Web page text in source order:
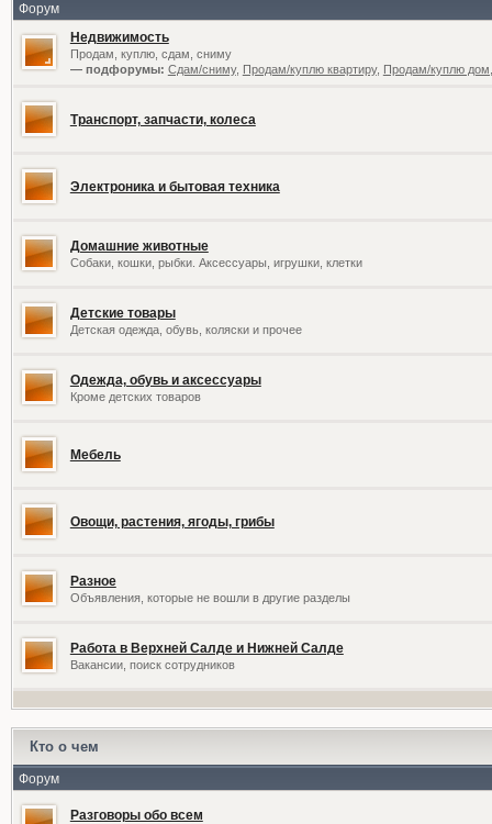
Форум
Недвижимость
Продам, куплю, сдам, сниму
— подфорумы: Сдам/сниму, Продам/куплю квартиру, Продам/куплю
Транспорт, запчасти, колеса
Электроника и бытовая техника
Домашние животные
Собаки, кошки, рыбки. Аксессуары, игрушки, клетки
Детские товары
Детская одежда, обувь, коляски и прочее
Одежда, обувь и аксессуары
Кроме детских товаров
Мебель
Овощи, растения, ягоды, грибы
Разное
Объявления, которые не вошли в другие разделы
Работа в Верхней Салде и Нижней Салде
Вакансии, поиск сотрудников
Кто о чем
Форум
Разговоры обо всем